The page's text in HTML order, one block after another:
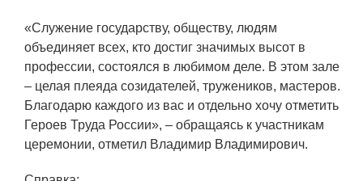
металлов и сплавов»
Аспирантура
Премии молодым ученым
Интеллектуальная собственность
ЯТЦ»
«Служение государству, обществу, людям
объединяет всех, кто достиг значимых высот в
профессии, состоялся в любимом деле. В этом зале
– целая плеяда созидателей, тружеников, мастеров.
Благодарю каждого из вас и отдельно хочу отметить
Героев Труда России», – обращаясь к участникам
церемонии, отметил Владимир Владимирович.